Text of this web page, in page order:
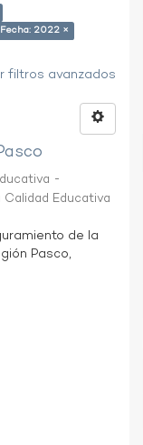
Fecha: 2022 ×
filtros avanzados
-
Educativa
de la
Pasco,